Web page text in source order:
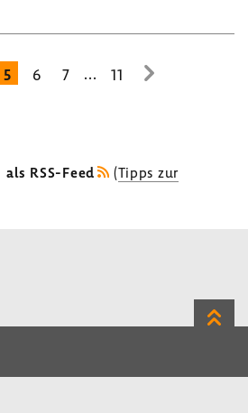
5 6 7 ... 11
zur
als RSS-Feed (Tipps zur
Zum